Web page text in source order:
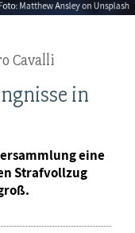
Cavalli
in
eine
Strafvollzug